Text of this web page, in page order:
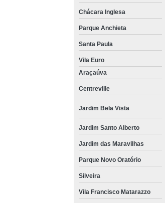
Chácara Inglesa
Parque Anchieta
Santa Paula
Vila Euro
Araçaúva
Centreville
Jardim Bela Vista
Jardim Santo Alberto
Jardim das Maravilhas
Parque Novo Oratório
Silveira
Vila Francisco Matarazzo